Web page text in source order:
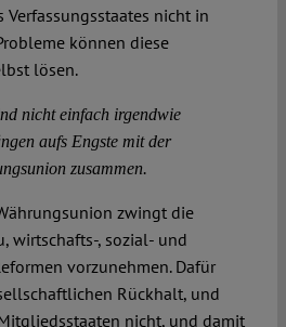
nicht in
können diese
lösen.
nicht einfach irgendwie
aufs Engste mit der
zusammen.
zwingt die
wirtschafts-, sozial- und
vorzunehmen. Dafür
Rückhalt, und
nicht, und damit